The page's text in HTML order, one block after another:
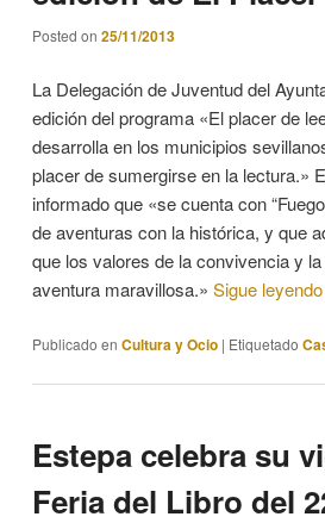
Posted on 25/11/2013
La Delegación de Juventud del
edición del programa «El placer de
desarrolla en los municipios
placer de sumergirse en la lectura.»
informado que «se cuenta con
de aventuras con la histórica, y que
que los valores de la convivencia y
aventura maravillosa.» Sigue leyendo
Publicado en Cultura y Ocio | Etiquetado
Estepa celebra su
Feria del Libro del